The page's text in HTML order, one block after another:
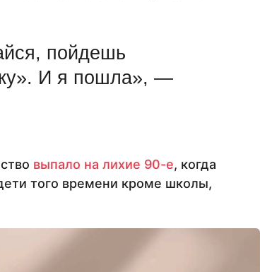
пойдешь
И я пошла», —
выпало на лихие 90-е, когда
того времени кроме школы,